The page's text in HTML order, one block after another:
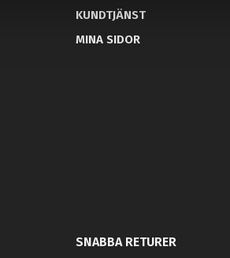
KUNDTJÄNST
MINA SIDOR
SNABBA RETURER